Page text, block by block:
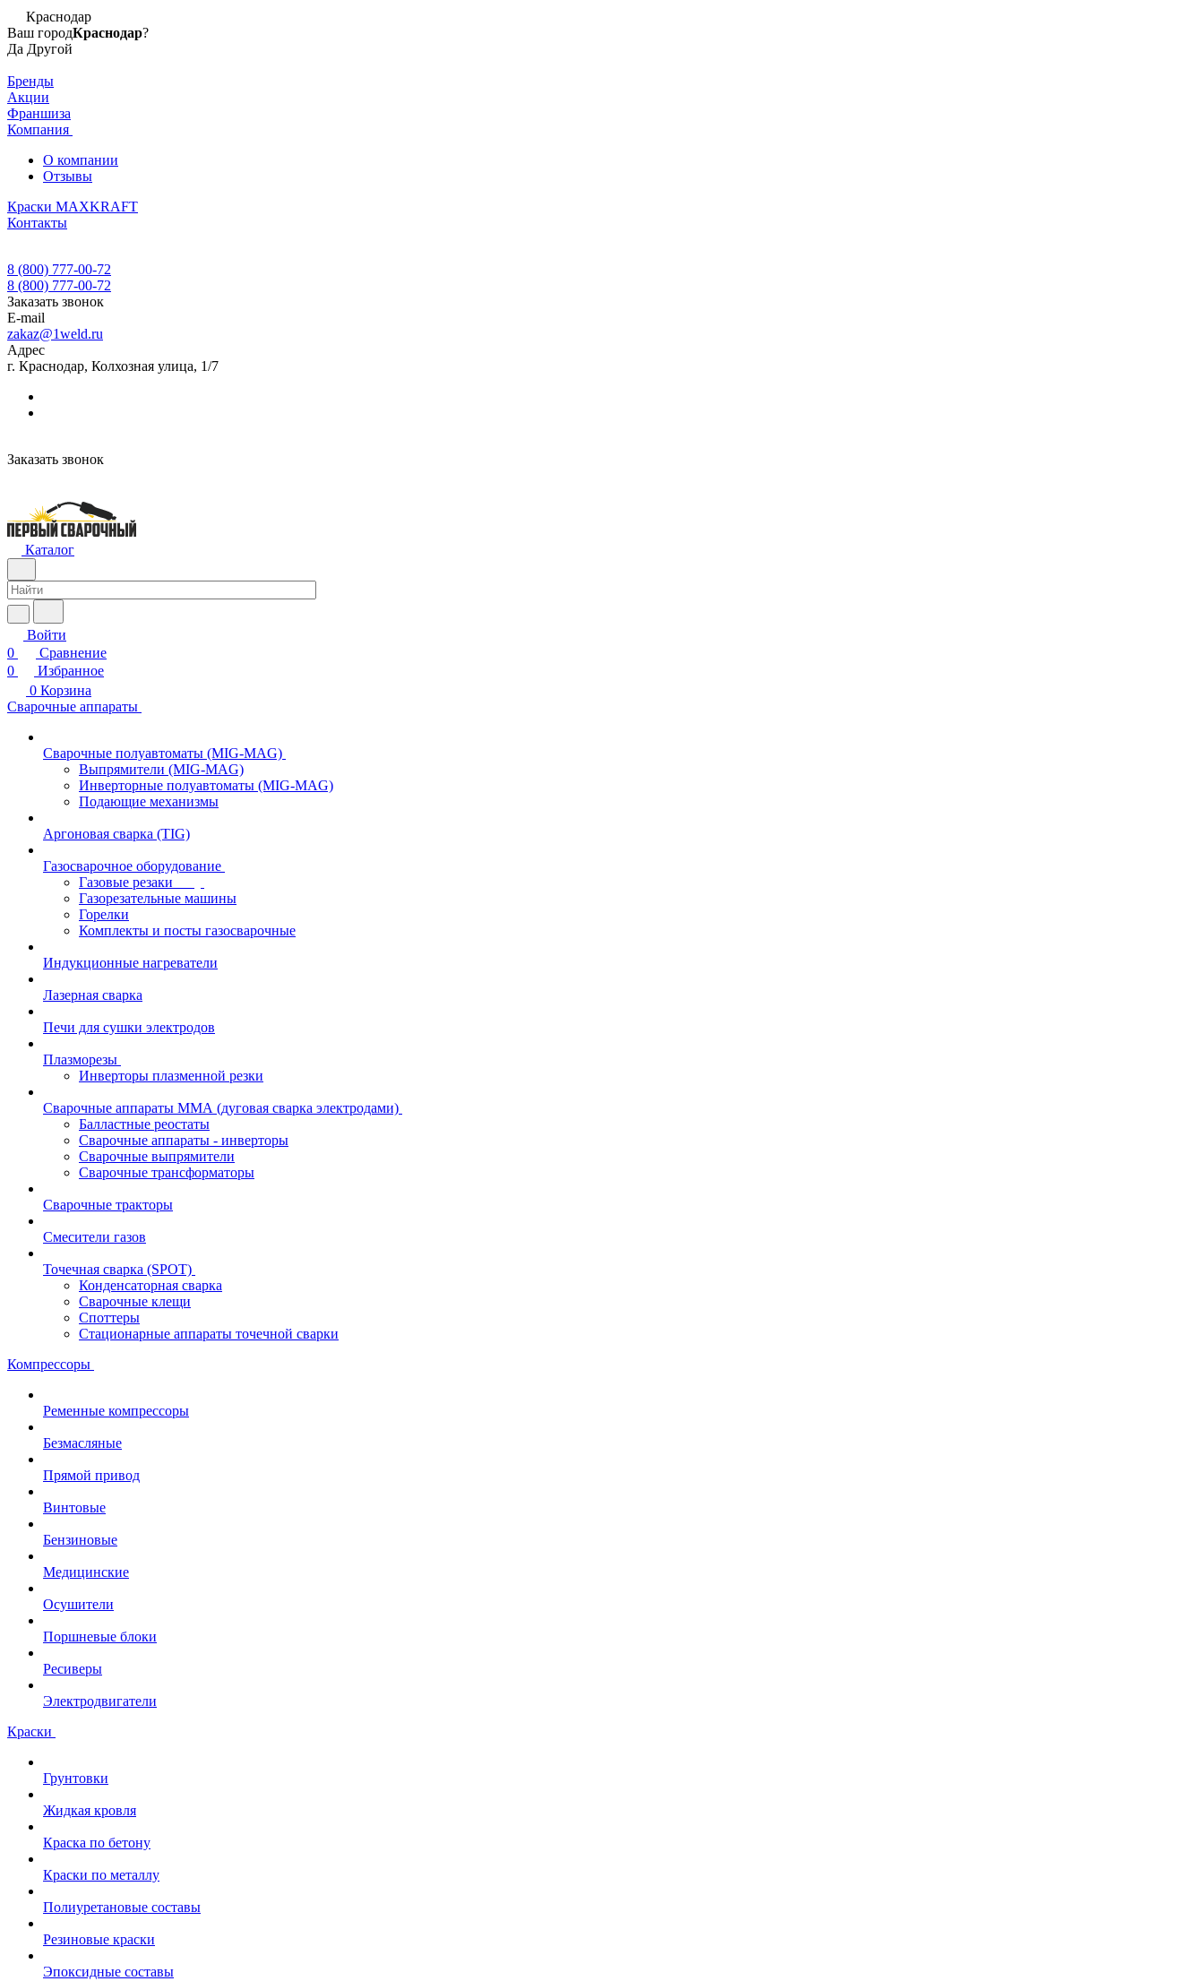
Краснодар
Ваш городКраснодар?
Да Другой
Бренды
Акции
Франшиза
Компания
О компании
Отзывы
Краски MAXKRAFT
Контакты
8 (800) 777-00-72
8 (800) 777-00-72
Заказать звонок
E-mail
zakaz@1weld.ru
Адрес
г. Краснодар, Колхозная улица, 1/7
Заказать звонок
Каталог
Войти
0
Сравнение
0
Избранное
0 Корзина
Сварочные аппараты
Сварочные полуавтоматы (MIG-MAG)
Выпрямители (MIG-MAG)
Инверторные полуавтоматы (MIG-MAG)
Подающие механизмы
Аргоновая сварка (TIG)
Газосварочное оборудование
Газовые резаки
Газорезательные машины
Горелки
Комплекты и посты газосварочные
Индукционные нагреватели
Лазерная сварка
Печи для сушки электродов
Плазморезы
Инверторы плазменной резки
Сварочные аппараты ММА (дуговая сварка электродами)
Балластные реостаты
Сварочные аппараты - инверторы
Сварочные выпрямители
Сварочные трансформаторы
Сварочные тракторы
Смесители газов
Точечная сварка (SPOT)
Конденсаторная сварка
Сварочные клещи
Споттеры
Стационарные аппараты точечной сварки
Компрессоры
Ременные компрессоры
Безмасляные
Прямой привод
Винтовые
Бензиновые
Медицинские
Осушители
Поршневые блоки
Ресиверы
Электродвигатели
Краски
Грунтовки
Жидкая кровля
Краска по бетону
Краски по металлу
Полиуретановые составы
Резиновые краски
Эпоксидные составы